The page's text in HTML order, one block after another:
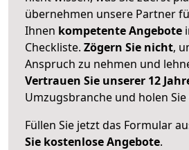
übernehmen unsere Partner
Ihnen kompetente Angebote
Checkliste. Zögern Sie nicht,
Anspruch zu nehmen und
Vertrauen Sie unserer 12
Umzugsbranche und holen
Füllen Sie jetzt das Formular
Sie kostenlose Angebote.